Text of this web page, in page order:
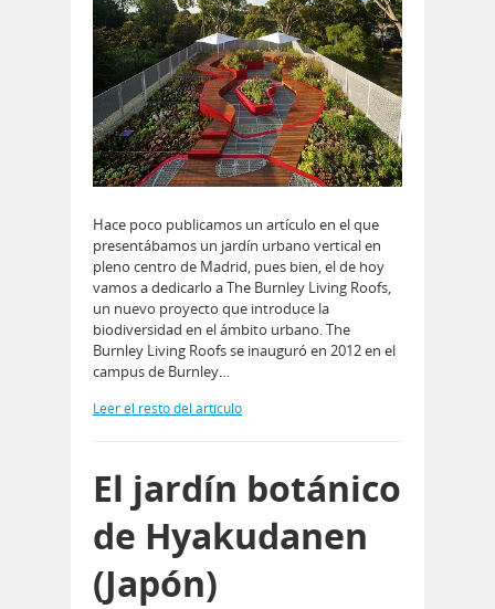
Hace poco publicamos un artículo en el que
presentábamos un jardín urbano vertical en
pleno centro de Madrid, pues bien, el de hoy
vamos a dedicarlo a The Burnley Living Roofs,
un nuevo proyecto que introduce la
biodiversidad en el ámbito urbano. The
Burnley Living Roofs se inauguró en 2012 en el
campus de Burnley…
Leer el resto del artículo
El jardín botánico
de Hyakudanen
(Japón)